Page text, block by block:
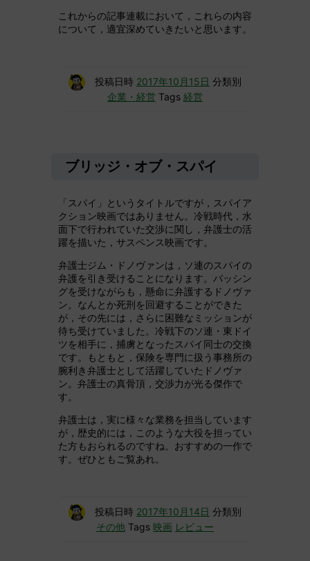
これからの記事連載において，これらの内容
について，適宜深めていきたいと思います。
投稿日時 2017年10月15日 分類別
企業・経営 Tags 経営
ブリッジ・オブ・スパイ
「スパイ」というタイトルですが，スパイア
クション映画ではありません。冷戦時代，水
面下で行われていた交渉に関し，弁護士の活
躍を描いた，サスペンス映画です。
弁護士ジム・ドノヴァンは，ソ連のスパイの
弁護を引き受けることになります。バッシン
グを受けながらも，懸命に弁護するドノヴァ
ン。なんとか死刑を回避することができた
が，その先には，さらに困難なミッションが
待ち受けていました。冷戦下のソ連・東ドイ
ツを相手に，捕虜となったスパイ同士の交換
です。もともと，保険を専門に扱う事務所の
腕利き弁護士として活躍していたドノヴァ
ン。弁護士の真骨頂，交渉力が光る傑作で
す。
弁護士は，実に様々な業務を担当しています
が，歴史的には，このような大役を担ってい
た方もおられるのですね。おすすめの一作で
す。ぜひともご覧あれ。
投稿日時 2017年10月14日 分類別
その他 Tags 映画 レビュー